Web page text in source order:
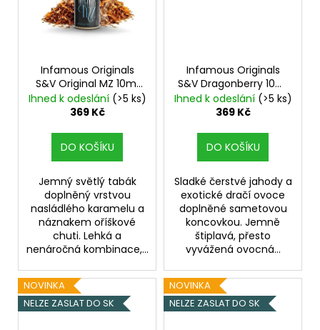
Infamous Originals
S&V Original MZ 10ml
Oříškový tabák s
karamelem
Ihned k odeslání (>5 ks)
369 Kč
DO KOŠÍKU
Jemný světlý tabák
doplněný vrstvou
nasládlého karamelu a
náznakem oříškové
chuti. Lehká a
nenáročná kombinace,...
Infamous Originals
S&V Dragonberry 10ml
Jahody s dračím
ovocem
Ihned k odeslání (>5 ks)
369 Kč
DO KOŠÍKU
Sladké čerstvé jahody a
exotické dračí ovoce
doplněné sametovou
koncovkou. Jemně
štiplavá, přesto
vyvážená ovocná...
NOVINKA
NELZE ZASLAT DO SK
NOVINKA
NELZE ZASLAT DO SK